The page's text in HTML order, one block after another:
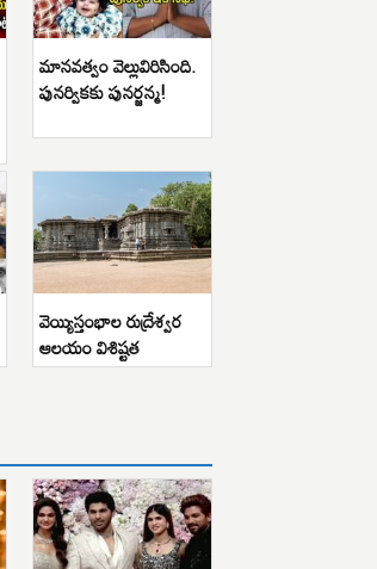
మానవత్వం వెల్లువిరిసింది.
పునర్వికకు పునర్జన్మ!
వెయ్యిస్తంభాల రుద్రేశ్వర
ఆలయం విశిష్టత